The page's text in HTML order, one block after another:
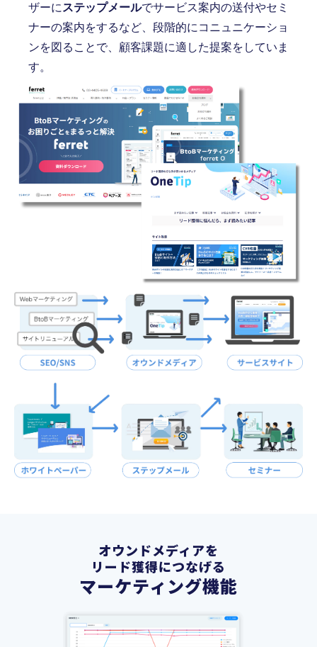
ザーに ステップメールでサービス案内の送付やセミ
ナーの案内をするなど、段階的にコニュニケーショ
ンを図ることで、顧客課題に適した提案をしていま
す。
オウンドメディアを
リード獲得につなげる
マーケティング機能